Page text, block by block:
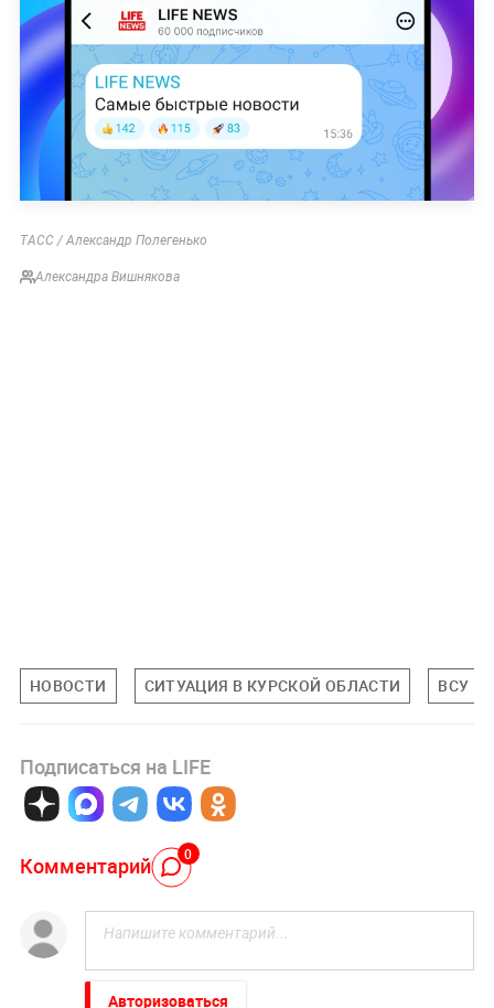
ТАСС / Александр Полегенько
Александра Вишнякова
НОВОСТИ СИТУАЦИЯ В КУРСКОЙ ОБЛАСТИ ВСУ
Подписаться на LIFE
Комментарий 0
Авторизоваться